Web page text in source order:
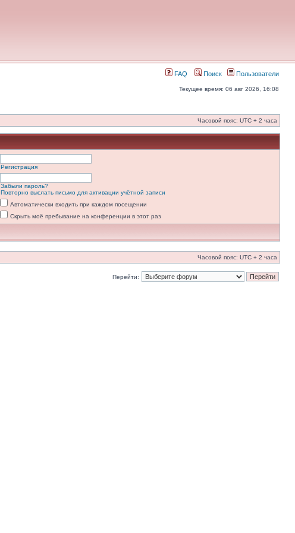
FAQ Поиск Пользователи
Текущее время: 06 авг 2026, 16:08
Часовой пояс: UTC + 2 часа
Регистрация
Забыли пароль?
Повторно выслать письмо для активации учётной записи
Автоматически входить при каждом посещении
Скрыть моё пребывание на конференции в этот раз
Часовой пояс: UTC + 2 часа
Перейти: